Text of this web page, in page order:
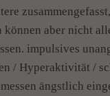
können aber nicht
impulsives
/ Hyperaktivität /
ängstlich